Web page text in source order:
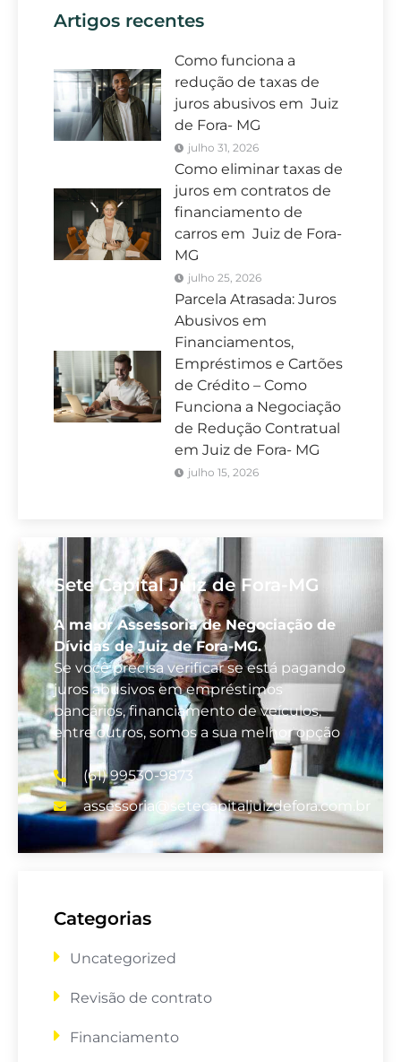
Artigos recentes
Como funciona a
redução de taxas de
juros abusivos em Juiz
de Fora- MG
julho 31, 2026
Como eliminar taxas de
juros em contratos de
financiamento de
carros em Juiz de Fora-
MG
julho 25, 2026
Parcela Atrasada: Juros
Abusivos em
Financiamentos,
Empréstimos e Cartões
de Crédito – Como
Funciona a Negociação
de Redução Contratual
em Juiz de Fora- MG
julho 15, 2026
Sete Capital Juiz de Fora-MG
A maior Assessoria de Negociação de
Dívidas de Juiz de Fora-MG.
Se você precisa verificar se está pagando
juros abusivos em empréstimos
bancários, financiamento de veículos,
entre outros, somos a sua melhor opção
(61) 99530-9873
assessoria@setecapitaljuizdefora.com.br
Categorias
Uncategorized
Revisão de contrato
Financiamento